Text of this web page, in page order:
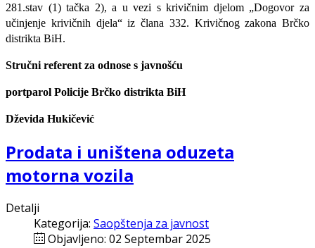
281.stav (1) tačka 2), a u vezi s krivičnim djelom „Dogovor za
učinjenje krivičnih djela“ iz člana 332. Krivičnog zakona Brčko
distrikta BiH.
Stručni referent za odnose s javnošću
portparol Policije Brčko distrikta BiH
Dževida Hukičević
Prodata i uništena oduzeta
motorna vozila
Detalji
Kategorija: Saopštenja za javnost
Objavljeno: 02 Septembar 2025